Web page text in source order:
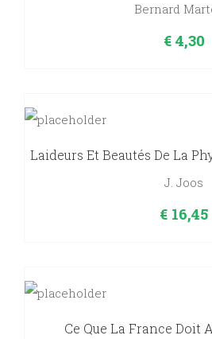
Bernard
€4,30
Laideurs Et Beautés De La
J. Joos
€ 16,45
Ce Que La France Doit